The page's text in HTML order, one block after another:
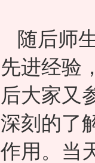
随后师
先进经验
后大家又
深刻的了
作用。 当